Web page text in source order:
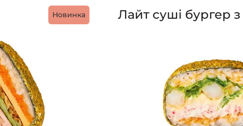
Новинка Лайт суші бургер